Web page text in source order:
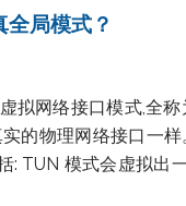
局模式？
网络接口模式,全称
的物理网络接口一
TUN 模式会虚拟出